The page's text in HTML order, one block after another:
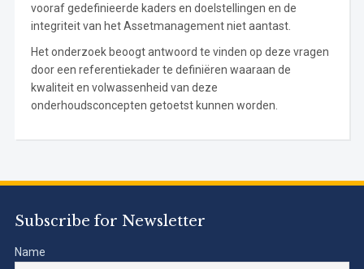
vooraf gedefinieerde kaders en doelstellingen en de
integriteit van het Assetmanagement niet aantast.
Het onderzoek beoogt antwoord te vinden op deze vragen
door een referentiekader te definiëren waaraan de
kwaliteit en volwassenheid van deze
onderhoudsconcepten getoetst kunnen worden.
Subscribe for Newsletter
Name